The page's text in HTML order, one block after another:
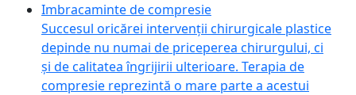
Imbracaminte de compresie
Succesul oricărei intervenții chirurgicale plastice
depinde nu numai de priceperea chirurgului, ci
și de calitatea îngrijirii ulterioare. Terapia de
compresie reprezintă o mare parte a acestui